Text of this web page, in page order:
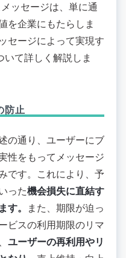
ッセージは、単に通
を企業にもたらしま
セージによって実現す
て詳しく解説しま
防止
の通り、ユーザーにブ
性をもってメッセージ
です。これにより、予
った機会損失に直結す
す。
また、期限が迫っ
ビスの利用期限のリマ
ユーザーの再利用やリ